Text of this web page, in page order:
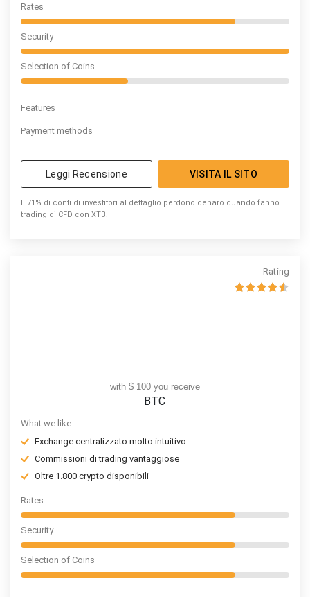
Rates
Security
Selection of Coins
Features
Payment methods
Leggi Recensione VISITA IL SITO
Il 71% di conti di investitori al dettaglio perdono denaro quando fanno
trading di CFD con XTB.
Rating
with $ 100 you receive
BTC
What we like
Exchange centralizzato molto intuitivo
Commissioni di trading vantaggiose
Oltre 1.800 crypto disponibili
Rates
Security
Selection of Coins